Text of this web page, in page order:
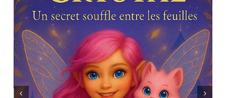
Contact
Mon compte
Mon panier